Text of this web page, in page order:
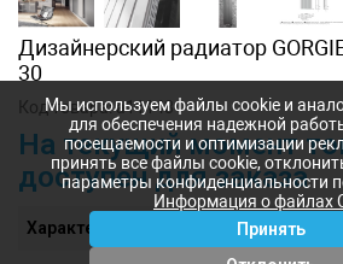
Дизайнерский радиатор
30
Код товара:a11143
На текущий момент
доступен для заказа
Характеристики
Мы используем файлы cookie и
для обеспечения надежной
посещаемости и оптимизации
принять все файлы cookie,
параметры конфиденциальности
Информация о файлах
Принять